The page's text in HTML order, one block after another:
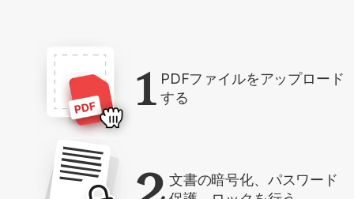
1 PDFファイルをアップロード
する
文書の暗号化、パスワード